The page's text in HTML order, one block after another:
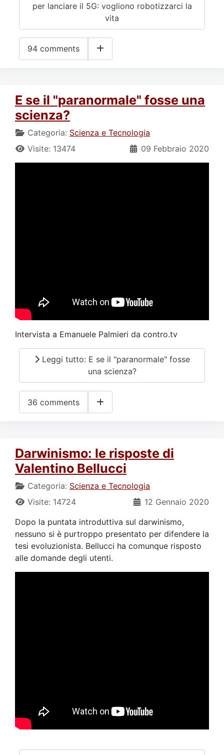
per lanciare il 5G: vogliono robotizzarci la
vita
94 comments
E se il "paranormale" fosse una
scienza?
Categoria: Scienza e Tecnologia
09 Febbraio 2020
Visite: 13474
Intervista a Emanuele Palmieri da contro.tv
Leggi tutto: E se il "paranormale" fosse
una scienza?
36 comments
Darwinismo: le risposte di
Valentino Bellucci
Categoria: Scienza e Tecnologia
12 Gennaio 2020
Visite: 14724
Dopo la puntata introduttiva sul darwinismo,
nessuno si è purtroppo presentato per difendere la
tesi evoluzionista. Bellucci ha comunque risposto
alle domande degli utenti.